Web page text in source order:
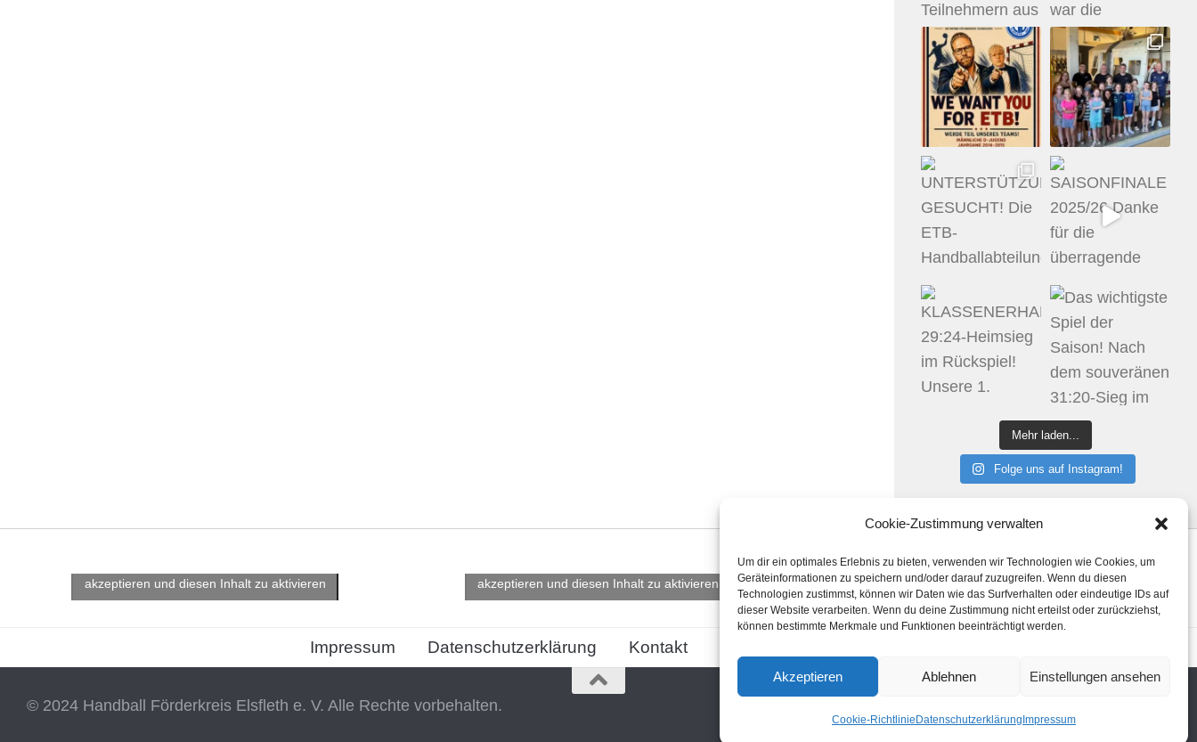
Cookie-Zustimmung verwalten
Um dir ein optimales Erlebnis zu bieten, verwenden wir Technologien wie Cookies, um
Geräteinformationen zu speichern und/oder darauf zuzugreifen. Wenn du diesen
Technologien zustimmst, können wir Daten wie das Surfverhalten oder eindeutige IDs auf
dieser Website verarbeiten. Wenn du deine Zustimmung nicht erteilst oder zurückziehst,
können bestimmte Merkmale und Funktionen beeinträchtigt werden.
Akzeptieren Ablehnen Einstellungen ansehen
Cookie-Richtlinie Datenschutzerklärung Impressum
Mehr laden...
Folge uns auf Instagram!
akzeptieren und diesen Inhalt zu aktivieren
akzeptieren und diesen Inhalt zu aktivieren
Klicke hier, um Marketing-Cookies zu
akzeptieren und diesen Inhalt zu aktivieren
Impressum Datenschutzerklärung Kontakt
© 2024 Handball Förderkreis Elsfleth e. V. Alle Rechte vorbehalten.